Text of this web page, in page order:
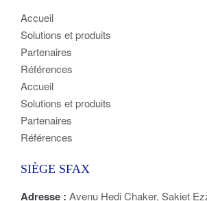
Accueil
Solutions et produits
Partenaires
Références
Accueil
Solutions et produits
Partenaires
Références
SIÈGE SFAX
Adresse : Avenu Hedi Chaker, Sakiet